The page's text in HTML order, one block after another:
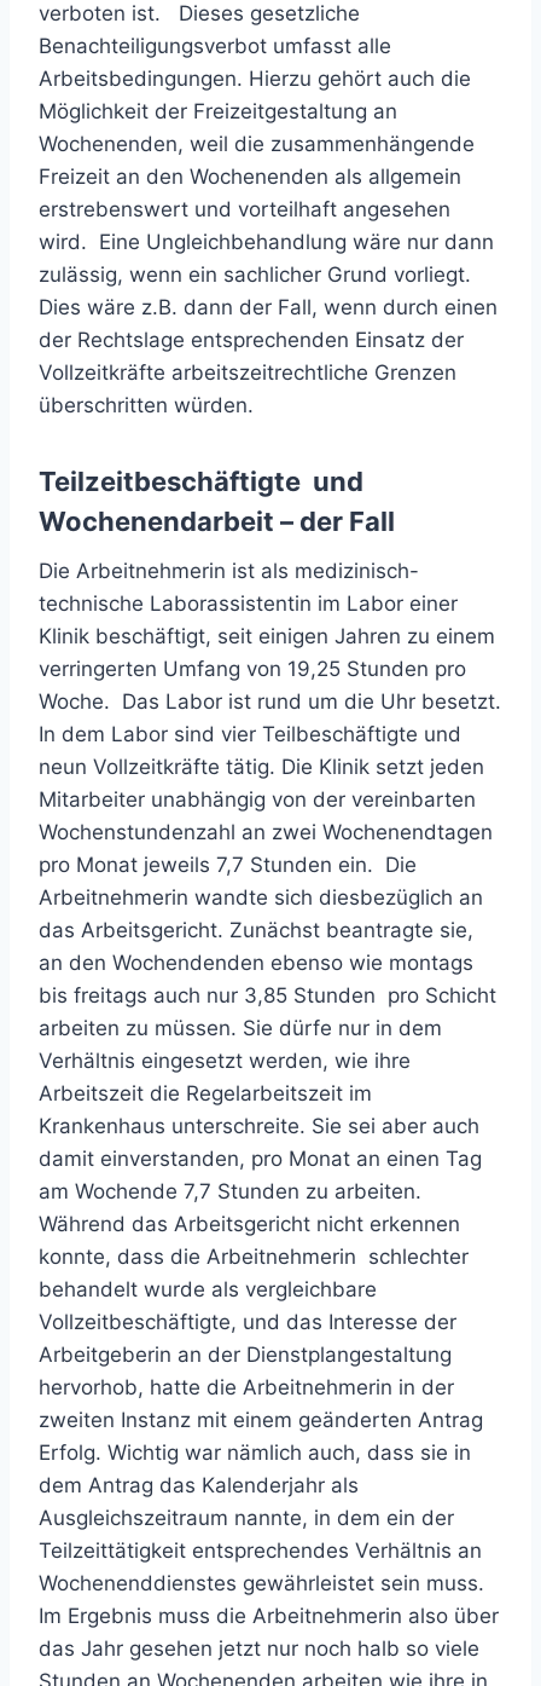
verboten ist. Dieses gesetzliche
Benachteiligungsverbot umfasst alle
Arbeitsbedingungen. Hierzu gehört auch die
Möglichkeit der Freizeitgestaltung an
Wochenenden, weil die zusammenhängende
Freizeit an den Wochenenden als allgemein
erstrebenswert und vorteilhaft angesehen
wird. Eine Ungleichbehandlung wäre nur dann
zulässig, wenn ein sachlicher Grund vorliegt.
Dies wäre z.B. dann der Fall, wenn durch einen
der Rechtslage entsprechenden Einsatz der
Vollzeitkräfte arbeitszeitrechtliche Grenzen
überschritten würden.
Teilzeitbeschäftigte und
Wochenendarbeit – der Fall
Die Arbeitnehmerin ist als medizinisch-
technische Laborassistentin im Labor einer
Klinik beschäftigt, seit einigen Jahren zu einem
verringerten Umfang von 19,25 Stunden pro
Woche. Das Labor ist rund um die Uhr besetzt.
In dem Labor sind vier Teilbeschäftigte und
neun Vollzeitkräfte tätig. Die Klinik setzt jeden
Mitarbeiter unabhängig von der vereinbarten
Wochenstundenzahl an zwei Wochenendtagen
pro Monat jeweils 7,7 Stunden ein. Die
Arbeitnehmerin wandte sich diesbezüglich an
das Arbeitsgericht. Zunächst beantragte sie,
an den Wochendenden ebenso wie montags
bis freitags auch nur 3,85 Stunden pro Schicht
arbeiten zu müssen. Sie dürfe nur in dem
Verhältnis eingesetzt werden, wie ihre
Arbeitszeit die Regelarbeitszeit im
Krankenhaus unterschreite. Sie sei aber auch
damit einverstanden, pro Monat an einen Tag
am Wochende 7,7 Stunden zu arbeiten.
Während das Arbeitsgericht nicht erkennen
konnte, dass die Arbeitnehmerin schlechter
behandelt wurde als vergleichbare
Vollzeitbeschäftigte, und das Interesse der
Arbeitgeberin an der Dienstplangestaltung
hervorhob, hatte die Arbeitnehmerin in der
zweiten Instanz mit einem geänderten Antrag
Erfolg. Wichtig war nämlich auch, dass sie in
dem Antrag das Kalenderjahr als
Ausgleichszeitraum nannte, in dem ein der
Teilzeittätigkeit entsprechendes Verhältnis an
Wochenenddienstes gewährleistet sein muss.
Im Ergebnis muss die Arbeitnehmerin also über
das Jahr gesehen jetzt nur noch halb so viele